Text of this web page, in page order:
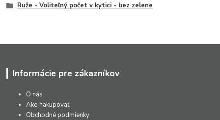
Ruže - Voliteľný počet v kytici - bez zelene
Informácie pre zákazníkov
O nás
Ako nakupovať
Obchodné podmienky